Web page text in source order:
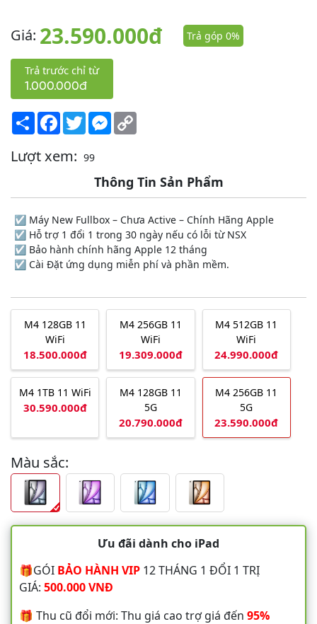
Giá: 23.590.000đ Trả góp 0%
Trả trước chỉ từ
1.000.000đ
Share Facebook
TwitterMessenger
Lượt xem: 99
Thông Tin Sản Phẩm
☑️ Máy New Fullbox – Chưa Active – Chính Hãng Apple
☑️ Hỗ trợ 1 đổi 1 trong 30 ngày nếu có lỗi từ NSX
☑️ Bảo hành chính hãng Apple 12 tháng
☑️ Cài Đặt ứng dụng miễn phí và phần mềm.
M4 128GB 11
WiFi
18.500.000đ
M4 256GB 11
WiFi
19.309.000đ
M4 512GB 11
WiFi
24.990.000đ
M4 1TB 11 WiFi
30.590.000đ
M4 128GB 11
5G
20.790.000đ
M4 256GB 11
5G
23.590.000đ
Màu sắc:
Ưu đãi dành cho iPad
🎁GÓI BẢO HÀNH VIP 12 THÁNG 1 ĐỔI 1 TRỊ
GIÁ: 500.000 VNĐ
🎁 Thu cũ đổi mới: Thu giá cao trợ giá đến 95%